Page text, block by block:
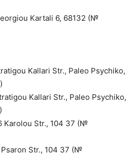
Kartali 6, 68132 (№
Kallari Str., Paleo Psychiko,
Kallari Str., Paleo Psychiko,
Karolou Str., 104 37 (№
Str., 104 37 (№